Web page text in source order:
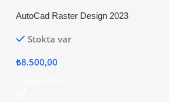
AutoCad Raster Design 2023
Stokta var
₺8.500,00